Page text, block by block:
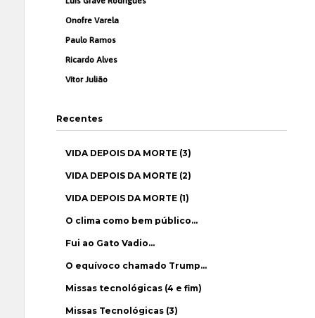
Onofre Varela
Paulo Ramos
Ricardo Alves
Vítor Julião
Recentes
VIDA DEPOIS DA MORTE (3)
VIDA DEPOIS DA MORTE (2)
VIDA DEPOIS DA MORTE (1)
O clima como bem público…
Fui ao Gato Vadio…
O equívoco chamado Trump…
Missas tecnológicas (4 e fim)
Missas Tecnológicas (3)